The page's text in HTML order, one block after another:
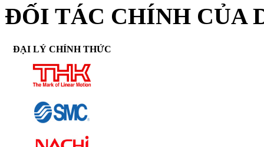
ĐỐI TÁC CHÍNH CỦA
ĐẠI LÝ CHÍNH THỨC